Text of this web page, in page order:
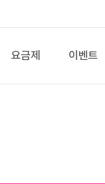
요금제 이벤트